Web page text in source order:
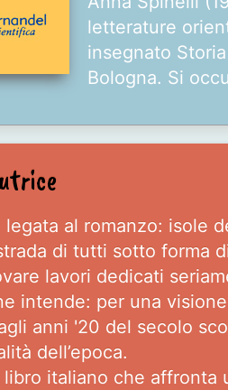
letterature
insegnato
Bologna. Si
al romanzo: isole
di tutti sotto forma
lavori dedicati
intende: per una
anni '20 del secolo
dell’epoca.
libro italiano che affronta